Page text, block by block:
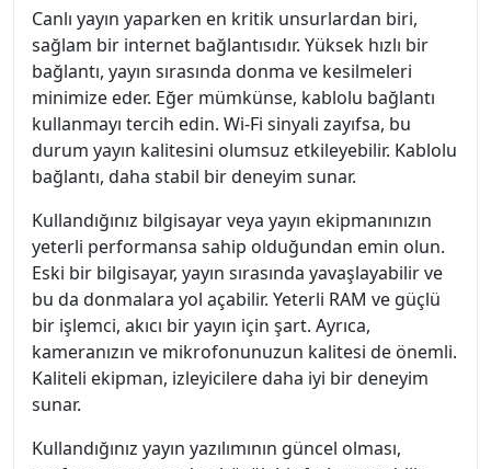
Canlı yayın yaparken en kritik unsurlardan biri,
sağlam bir internet bağlantısıdır. Yüksek hızlı bir
bağlantı, yayın sırasında donma ve kesilmeleri
minimize eder. Eğer mümkünse, kablolu bağlantı
kullanmayı tercih edin. Wi-Fi sinyali zayıfsa, bu
durum yayın kalitesini olumsuz etkileyebilir. Kablolu
bağlantı, daha stabil bir deneyim sunar.
Kullandığınız bilgisayar veya yayın ekipmanınızın
yeterli performansa sahip olduğundan emin olun.
Eski bir bilgisayar, yayın sırasında yavaşlayabilir ve
bu da donmalara yol açabilir. Yeterli RAM ve güçlü
bir işlemci, akıcı bir yayın için şart. Ayrıca,
kameranızın ve mikrofonunuzun kalitesi de önemli.
Kaliteli ekipman, izleyicilere daha iyi bir deneyim
sunar.
Kullandığınız yayın yazılımının güncel olması,